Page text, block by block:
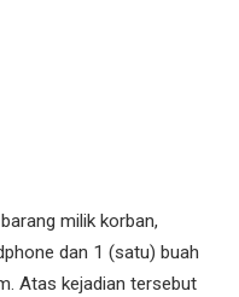
milik korban,
dan 1 (satu) buah
Atas kejadian tersebut